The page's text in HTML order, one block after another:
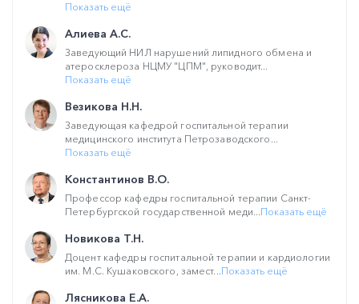
Показать ещё
Алиева А.С.
Заведующий НИЛ нарушений липидного обмена и
атеросклероза НЦМУ "ЦПМ", руководит...
Показать ещё
Везикова Н.Н.
Заведующая кафедрой госпитальной терапии
медицинского института Петрозаводского...
Показать ещё
Константинов В.О.
Профессор кафедры госпитальной терапии Санкт-
Петербургской государственной меди...Показать ещё
Новикова Т.Н.
Доцент кафедры госпитальной терапии и кардиологии
им. М.С. Кушаковского, замест...Показать ещё
Лясникова Е.А.